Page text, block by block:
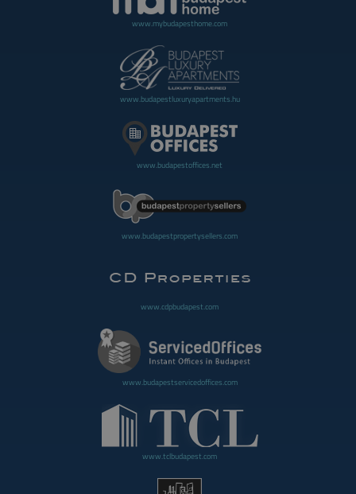
www.mybudapesthome.com
www.budapestluxuryapartments.hu
www.budapestoffices.net
www.budapestpropertysellers.com
www.cdpbudapest.com
www.budapestservicedoffices.com
www.tclbudapest.com